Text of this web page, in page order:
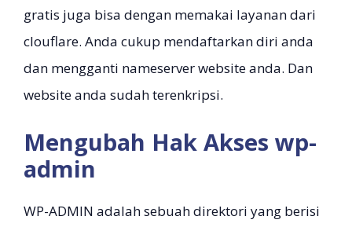
gratis juga bisa dengan memakai layanan dari
clouflare. Anda cukup mendaftarkan diri anda
dan mengganti nameserver website anda. Dan
website anda sudah terenkripsi.
Mengubah Hak Akses wp-
admin
WP-ADMIN adalah sebuah direktori yang berisi